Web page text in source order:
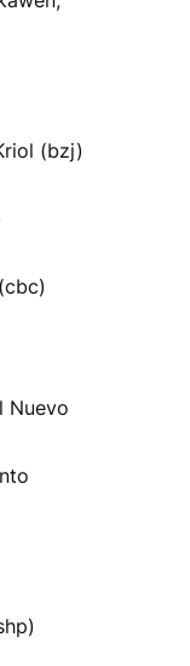
(bzj)
Nuevo